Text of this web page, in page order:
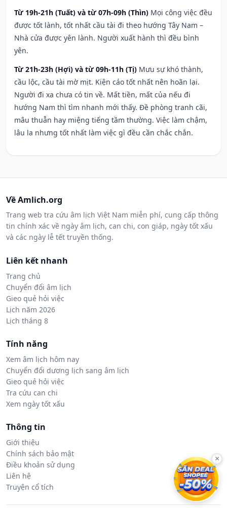
Từ 19h-21h (Tuất) và từ 07h-09h (Thìn) Mọi công việc đều
được tốt lành, tốt nhất cầu tài đi theo hướng Tây Nam –
Nhà cửa được yên lành. Người xuất hành thì đều bình
yên.
Từ 21h-23h (Hợi) và từ 09h-11h (Tị) Mưu sự khó thành,
cầu lộc, cầu tài mờ mịt. Kiện cáo tốt nhất nên hoãn lại.
Người đi xa chưa có tin về. Mất tiền, mất của nếu đi
hướng Nam thì tìm nhanh mới thấy. Đề phòng tranh cãi,
mâu thuẫn hay miệng tiếng tầm thường. Việc làm chậm,
lâu la nhưng tốt nhất làm việc gì đều cần chắc chắn.
Về Amlich.org
Trang web tra cứu âm lịch Việt Nam miễn phí, cung cấp thông
tin chính xác về ngày âm lịch, can chi, con giáp, ngày tốt xấu
và các ngày lễ tết truyền thống.
Liên kết nhanh
Trang chủ
Chuyển đổi âm lịch
Gieo quẻ hỏi việc
Lịch năm 2026
Lịch tháng 8
Tính năng
Xem âm lịch hôm nay
Chuyển đổi dương lịch sang âm lịch
Gieo quẻ hỏi việc
Tra cứu can chi
Xem ngày tốt xấu
Thông tin
Giới thiệu
Chính sách bảo mật
Điều khoản sử dụng
Liên hệ
Truyện cổ tích
×